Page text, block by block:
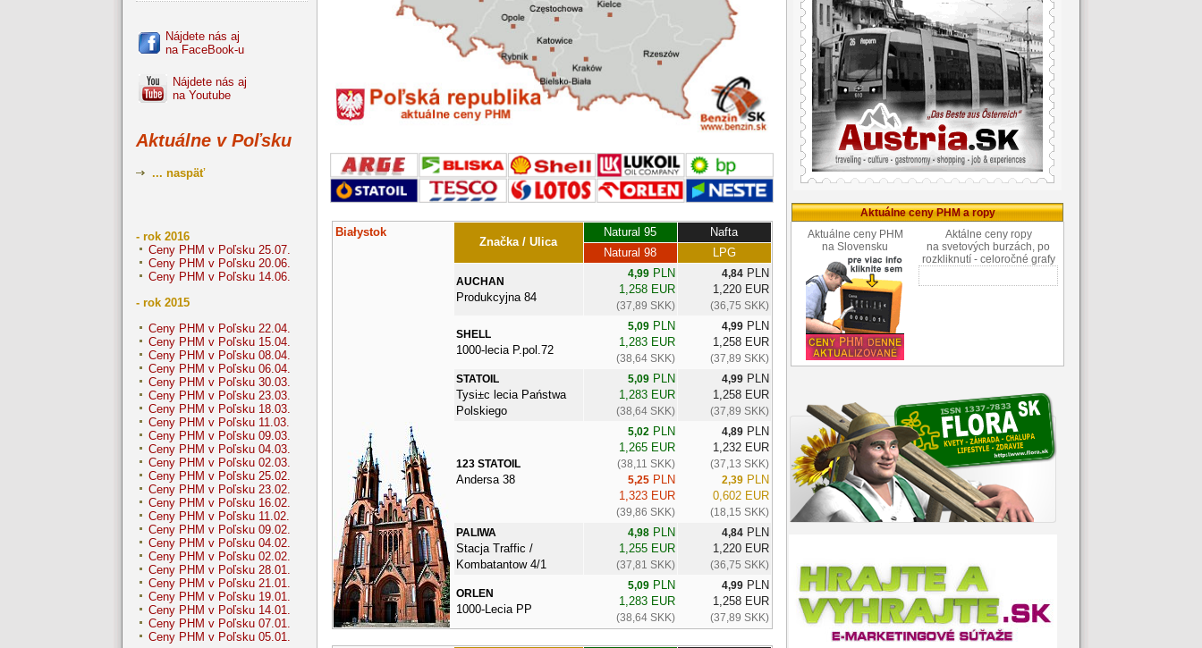
Nájdete nás aj
na FaceBook-u
Nájdete nás aj
na Youtube
Aktuálne v Poľsku
... naspäť
- rok 2016
Ceny PHM v Poľsku 25.07.
Ceny PHM v Poľsku 20.06.
Ceny PHM v Poľsku 14.06.
- rok 2015
Ceny PHM v Poľsku 22.04.
Ceny PHM v Poľsku 15.04.
Ceny PHM v Poľsku 08.04.
Ceny PHM v Poľsku 06.04.
Ceny PHM v Poľsku 30.03.
Ceny PHM v Poľsku 23.03.
Ceny PHM v Poľsku 18.03.
Ceny PHM v Poľsku 11.03.
Ceny PHM v Poľsku 09.03.
Ceny PHM v Poľsku 04.03.
Ceny PHM v Poľsku 02.03.
Ceny PHM v Poľsku 25.02.
Ceny PHM v Poľsku 23.02.
Ceny PHM v Poľsku 16.02.
Ceny PHM v Poľsku 11.02.
Ceny PHM v Poľsku 09.02.
Ceny PHM v Poľsku 04.02.
Ceny PHM v Poľsku 02.02.
Ceny PHM v Poľsku 28.01.
Ceny PHM v Poľsku 21.01.
Ceny PHM v Poľsku 19.01.
Ceny PHM v Poľsku 14.01.
Ceny PHM v Poľsku 07.01.
Ceny PHM v Poľsku 05.01.
Białystok
Značka / Ulica
Natural 95
Nafta
Natural 98
LPG
AUCHAN
Produkcyjna 84
4,99PLN
1,258 EUR
(37,89 SKK)
4,84PLN
1,220 EUR
(36,75 SKK)
SHELL
1000-lecia P.pol.72
5,09PLN
1,283 EUR
(38,64 SKK)
4,99PLN
1,258 EUR
(37,89 SKK)
STATOIL
Tysi±c lecia Państwa
Polskiego
5,09PLN
1,283 EUR
(38,64 SKK)
4,99PLN
1,258 EUR
(37,89 SKK)
123 STATOIL
Andersa 38
5,02 PLN
1,265 EUR
(38,11 SKK)
5,25PLN
1,323 EUR
(39,86 SKK)
4,89PLN
1,232 EUR
(37,13 SKK)
2,39PLN
0,602 EUR
(18,15 SKK)
PALIWA
Stacja Traffic /
Kombatantow 4/1
4,98PLN
1,255 EUR
(37,81 SKK)
4,84PLN
1,220 EUR
(36,75 SKK)
ORLEN
1000-Lecia PP
5,09PLN
1,283 EUR
(38,64 SKK)
4,99PLN
1,258 EUR
(37,89 SKK)
Aktuálne ceny PHM a ropy
Aktuálne ceny PHM
na Slovensku
Aktálne ceny ropy
na svetových burzách, po
rozkliknutí - celoročné grafy